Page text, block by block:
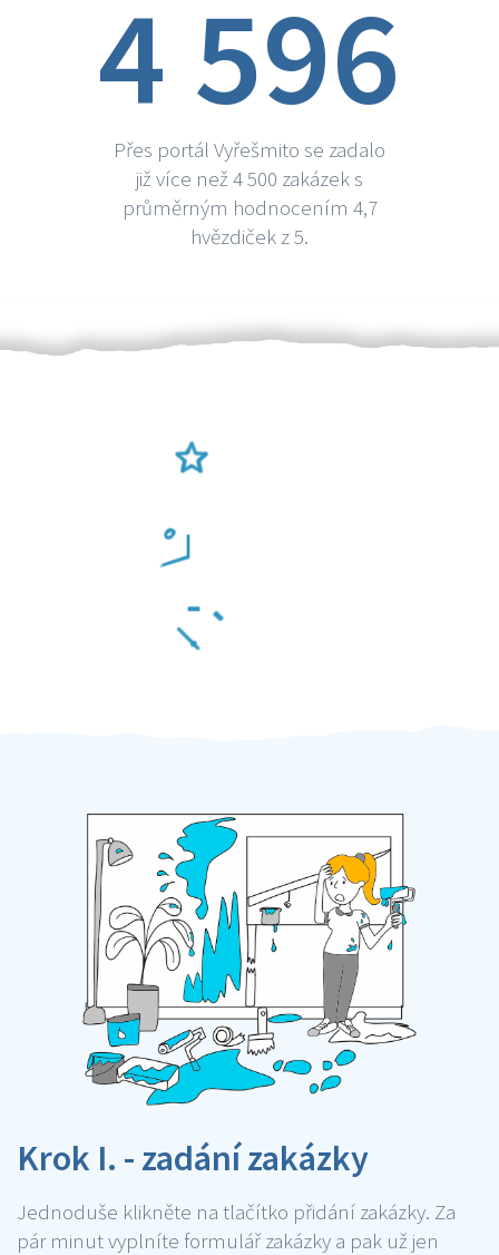
4 596
Přes portál Vyřešmito se zadalo
již více než 4 500 zakázek s
průměrným hodnocením 4,7
hvězdiček z 5.
Krok I. - zadání zakázky
Jednoduše klikněte na tlačítko přidání zakázky. Za
pár minut vyplníte formulář zakázky a pak už jen